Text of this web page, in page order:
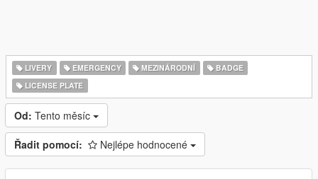
LIVERY EMERGENCY MEZINÁRODNÍ
BADGE
LICENSE PLATE
Od: Tento měsíc
Řadit pomocí: Nejlépe hodnocené